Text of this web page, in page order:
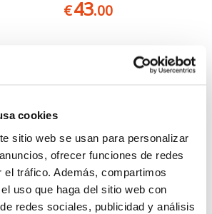
cookies
sitio web se usan para personalizar
ofrecer funciones de redes
el tráfico. Además, compartimos
uso que haga del sitio web con
redes sociales, publicidad y análisis
€43.00
MFC Surf Traction Pad Slim
Desde: